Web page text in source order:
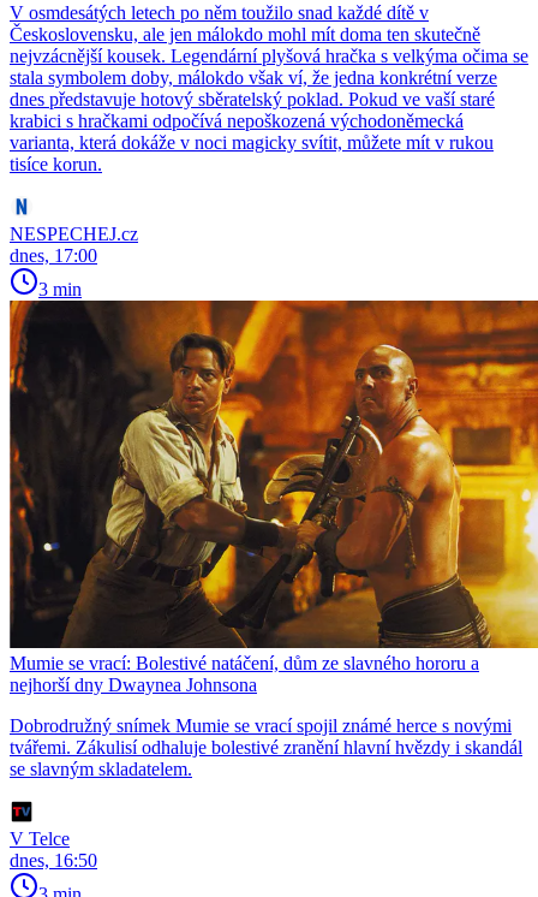
V osmdesátých letech po něm toužilo snad každé dítě v
Československu, ale jen málokdo mohl mít doma ten skutečně
nejvzácnější kousek. Legendární plyšová hračka s velkýma očima se
stala symbolem doby, málokdo však ví, že jedna konkrétní verze
dnes představuje hotový sběratelský poklad. Pokud ve vaší staré
krabici s hračkami odpočívá nepoškozená východoněmecká
varianta, která dokáže v noci magicky svítit, můžete mít v rukou
tisíce korun.
NESPECHEJ.cz
dnes, 17:00
3 min
Mumie se vrací: Bolestivé natáčení, dům ze slavného hororu a
nejhorší dny Dwaynea Johnsona
Dobrodružný snímek Mumie se vrací spojil známé herce s novými
tvářemi. Zákulisí odhaluje bolestivé zranění hlavní hvězdy i skandál
se slavným skladatelem.
V Telce
dnes, 16:50